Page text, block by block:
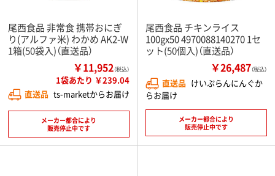
尾西食品 非常食 携帯おにぎ
り(アルファ米) わかめ AK2-W
1箱(50袋入)（直送品）
￥11,952（税込）
1袋あたり ￥239.04
直送品 ts-marketからお届け
メーカー都合により
販売停止中です
尾西食品 チキンライス
100gx50 4970088140270 1セ
ット(50個入)（直送品）
￥26,487（税込）
直送品 けいぷらんにんぐか
らお届け
メーカー都合により
販売停止中です